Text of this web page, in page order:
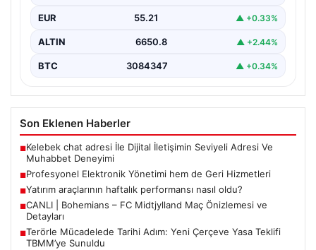
aşamasında…
EUR 55.21 ▲ +0.33%
ALTIN 6650.8 ▲ +2.44%
BTC 3084347 ▲ +0.34%
Son Eklenen Haberler
■Kelebek chat adresi İle Dijital İletişimin Seviyeli Adresi Ve
Muhabbet Deneyimi
■Profesyonel Elektronik Yönetimi hem de Geri Hizmetleri
■Yatırım araçlarının haftalık performansı nasıl oldu?
■CANLI | Bohemians – FC Midtjylland Maç Önizlemesi ve
Detayları
■Terörle Mücadelede Tarihi Adım: Yeni Çerçeve Yasa Teklifi
TBMM’ye Sunuldu